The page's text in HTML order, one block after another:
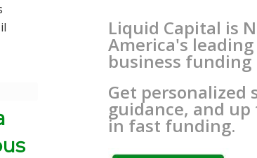
Liquid Capital is
America's
business funding
Get personalized
guidance, and
in fast funding.